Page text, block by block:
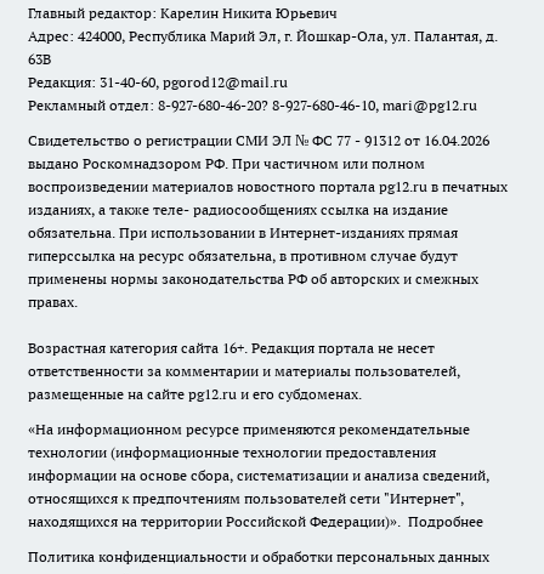
Главный редактор: Карелин Никита Юрьевич
Адрес: 424000, Республика Марий Эл, г. Йошкар-Ола, ул. Палантая, д.
63В
Редакция: 31-40-60, pgorod12@mail.ru
Рекламный отдел: 8-927-680-46-20? 8-927-680-46-10, mari@pg12.ru
Свидетельство о регистрации СМИ ЭЛ № ФС 77 - 91312 от 16.04.2026
выдано Роскомнадзором РФ. При частичном или полном
воспроизведении материалов новостного портала pg12.ru в печатных
изданиях, а также теле- радиосообщениях ссылка на издание
обязательна. При использовании в Интернет-изданиях прямая
гиперссылка на ресурс обязательна, в противном случае будут
применены нормы законодательства РФ об авторских и смежных
правах.
Возрастная категория сайта 16+. Редакция портала не несет
ответственности за комментарии и материалы пользователей,
размещенные на сайте pg12.ru и его субдоменах.
«На информационном ресурсе применяются рекомендательные
технологии (информационные технологии предоставления
информации на основе сбора, систематизации и анализа сведений,
относящихся к предпочтениям пользователей сети "Интернет",
находящихся на территории Российской Федерации)». Подробнее
Политика конфиденциальности и обработки персональных данных